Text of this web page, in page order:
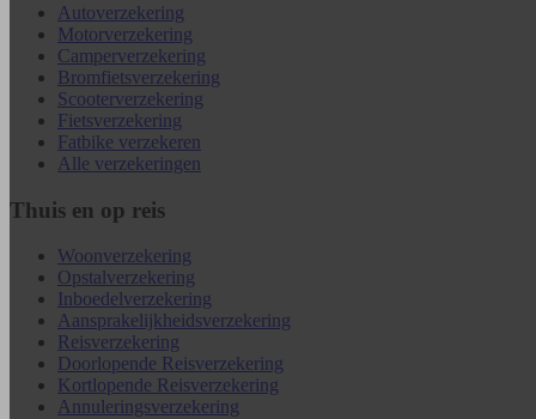
Autoverzekering
Motorverzekering
Camperverzekering
Bromfietsverzekering
Scooterverzekering
Fietsverzekering
Fatbike verzekeren
Alle verzekeringen
Thuis en op reis
Woonverzekering
Opstal­verzekering
Inboedel­verzekering
Aansprakelijkheids­verzekering
Reisverzekering
Doorlopende Reisverzekering
Kortlopende Reisverzekering
Annuleringsverzekering